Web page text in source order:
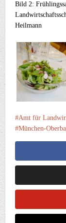
Bild 2:
Heilmann
Amt für
München-